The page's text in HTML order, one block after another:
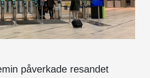
påverkade resandet